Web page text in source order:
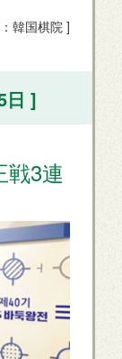
韓国棋院 ]
日 ]
戦3連